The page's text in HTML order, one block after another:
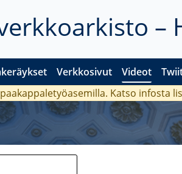
–
Verkkosivut Videot
Katso infosta